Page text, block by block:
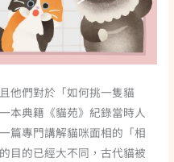
他們對於「如何挑一隻貓
本典籍《貓苑》紀錄當時人
篇專門講解貓咪面相的「相
目的已經大不同，古代貓被